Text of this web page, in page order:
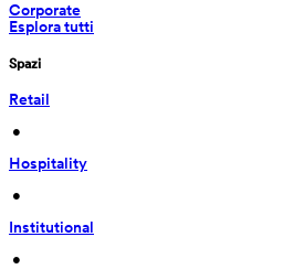
Corporate
Esplora tutti
Spazi
Retail
•
Hospitality
•
Institutional
•